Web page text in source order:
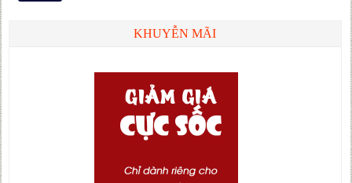
KHUYỄN MÃI